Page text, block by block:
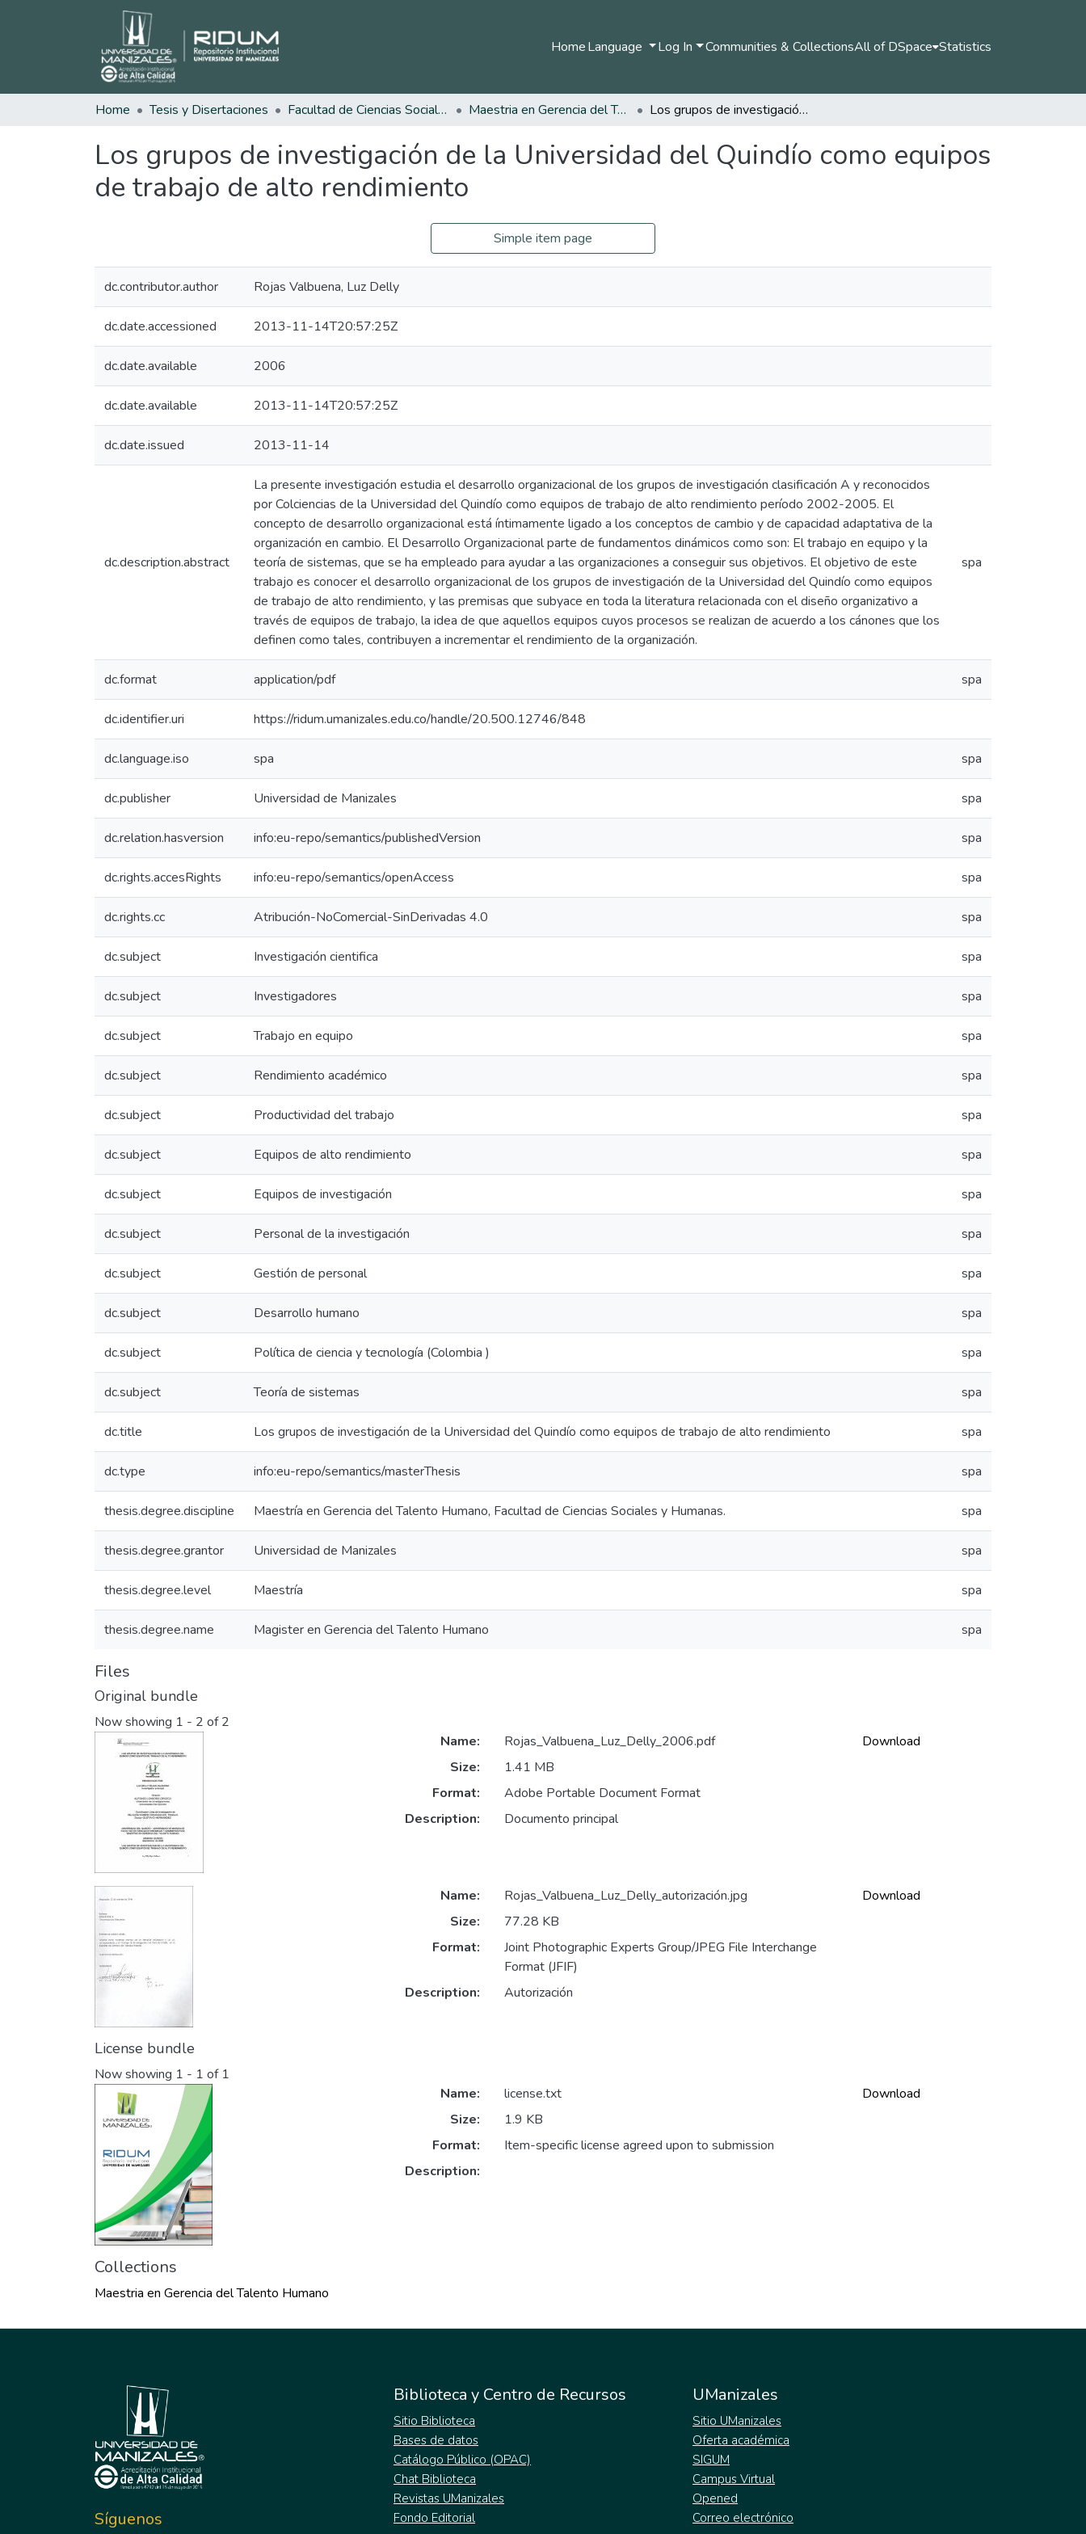
HomeLanguage Log In Communities & CollectionsAll of DSpace Statistics
Home Tesis y Disertaciones Facultad de Ciencias Sociales y Humanas Maestria en Gerencia del Talento Humano Los grupos de investigación de la Universidad del Quindío como equipos de trabajo de alto rendimiento
Los grupos de investigación de la Universidad del Quindío como equipos
de trabajo de alto rendimiento
Simple item page
dc.contributor.author Rojas Valbuena, Luz Delly
dc.date.accessioned 2013-11-14T20:57:25Z
dc.date.available 2006
dc.date.available 2013-11-14T20:57:25Z
dc.date.issued 2013-11-14
dc.description.abstract
La presente investigación estudia el desarrollo organizacional de los grupos de investigación clasificación A y reconocidos
por Colciencias de la Universidad del Quindío como equipos de trabajo de alto rendimiento período 2002-2005. El
concepto de desarrollo organizacional está íntimamente ligado a los conceptos de cambio y de capacidad adaptativa de la
organización en cambio. El Desarrollo Organizacional parte de fundamentos dinámicos como son: El trabajo en equipo y la
teoría de sistemas, que se ha empleado para ayudar a las organizaciones a conseguir sus objetivos. El objetivo de este
trabajo es conocer el desarrollo organizacional de los grupos de investigación de la Universidad del Quindío como equipos
de trabajo de alto rendimiento, y las premisas que subyace en toda la literatura relacionada con el diseño organizativo a
través de equipos de trabajo, la idea de que aquellos equipos cuyos procesos se realizan de acuerdo a los cánones que los
definen como tales, contribuyen a incrementar el rendimiento de la organización.
spa
dc.format application/pdf spa
dc.identifier.uri https://ridum.umanizales.edu.co/handle/20.500.12746/848
dc.language.iso spa spa
dc.publisher Universidad de Manizales spa
dc.relation.hasversion info:eu-repo/semantics/publishedVersion spa
dc.rights.accesRights info:eu-repo/semantics/openAccess spa
dc.rights.cc Atribución-NoComercial-SinDerivadas 4.0 spa
dc.subject Investigación cientifica spa
dc.subject Investigadores spa
dc.subject Trabajo en equipo spa
dc.subject Rendimiento académico spa
dc.subject Productividad del trabajo spa
dc.subject Equipos de alto rendimiento spa
dc.subject Equipos de investigación spa
dc.subject Personal de la investigación spa
dc.subject Gestión de personal spa
dc.subject Desarrollo humano spa
dc.subject Política de ciencia y tecnología (Colombia ) spa
dc.subject Teoría de sistemas spa
dc.title Los grupos de investigación de la Universidad del Quindío como equipos de trabajo de alto rendimiento spa
dc.type info:eu-repo/semantics/masterThesis spa
thesis.degree.discipline Maestría en Gerencia del Talento Humano, Facultad de Ciencias Sociales y Humanas. spa
thesis.degree.grantor Universidad de Manizales spa
thesis.degree.level Maestría spa
thesis.degree.name Magister en Gerencia del Talento Humano spa
Files
Original bundle
Now showing 1 - 2 of 2
Name:
Rojas_Valbuena_Luz_Delly_2006.pdf
Size:
1.41 MB
Format:
Adobe Portable Document Format
Description:
Documento principal
Download
Name:
Rojas_Valbuena_Luz_Delly_autorización.jpg
Size:
77.28 KB
Format:
Joint Photographic Experts Group/JPEG File Interchange
Format (JFIF)
Description:
Autorización
Download
License bundle
Now showing 1 - 1 of 1
Name:
license.txt
Size:
1.9 KB
Format:
Item-specific license agreed upon to submission
Description:
Download
Collections
Maestria en Gerencia del Talento Humano
Síguenos
Biblioteca y Centro de Recursos
Sitio Biblioteca
Bases de datos
Catálogo Público (OPAC)
Chat Biblioteca
Revistas UManizales
Fondo Editorial
UManizales
Sitio UManizales
Oferta académica
SIGUM
Campus Virtual
Opened
Correo electrónico